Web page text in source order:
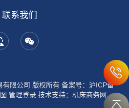
联系我们
限公司 版权所有 备案号：沪ICP备
管理登录技术支持： 机床商务网